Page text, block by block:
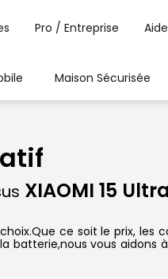
Pro / Entreprise Aide
Maison Sécurisée
XIAOMI 15 Ultra
ce soit le prix,
batterie,nous vous